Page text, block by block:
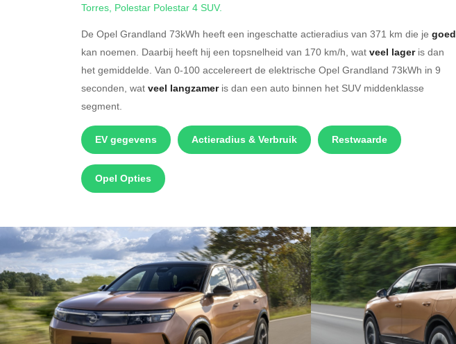
Torres, Polestar Polestar 4 SUV.
De Opel Grandland 73kWh heeft een ingeschatte actieradius van 371 km die je goed
kan noemen. Daarbij heeft hij een topsnelheid van 170 km/h, wat veel lageris dan
het gemiddelde. Van 0-100 accelereert de elektrische Opel Grandland 73kWh in 9
seconden, wat veel langzameris dan een auto binnen het SUV middenklasse
segment.
EV gegevens Actieradius & Verbruik Restwaarde
Opel Opties